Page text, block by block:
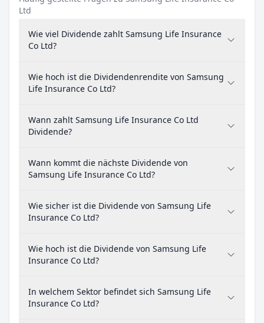
Ltd
Wie viel Dividende zahlt Samsung Life Insurance
Co Ltd?
Wie hoch ist die Dividendenrendite von Samsung
Life Insurance Co Ltd?
Wann zahlt Samsung Life Insurance Co Ltd
Dividende?
Wann kommt die nächste Dividende von
Samsung Life Insurance Co Ltd?
Wie sicher ist die Dividende von Samsung Life
Insurance Co Ltd?
Wie hoch ist die Dividende von Samsung Life
Insurance Co Ltd?
In welchem Sektor befindet sich Samsung Life
Insurance Co Ltd?